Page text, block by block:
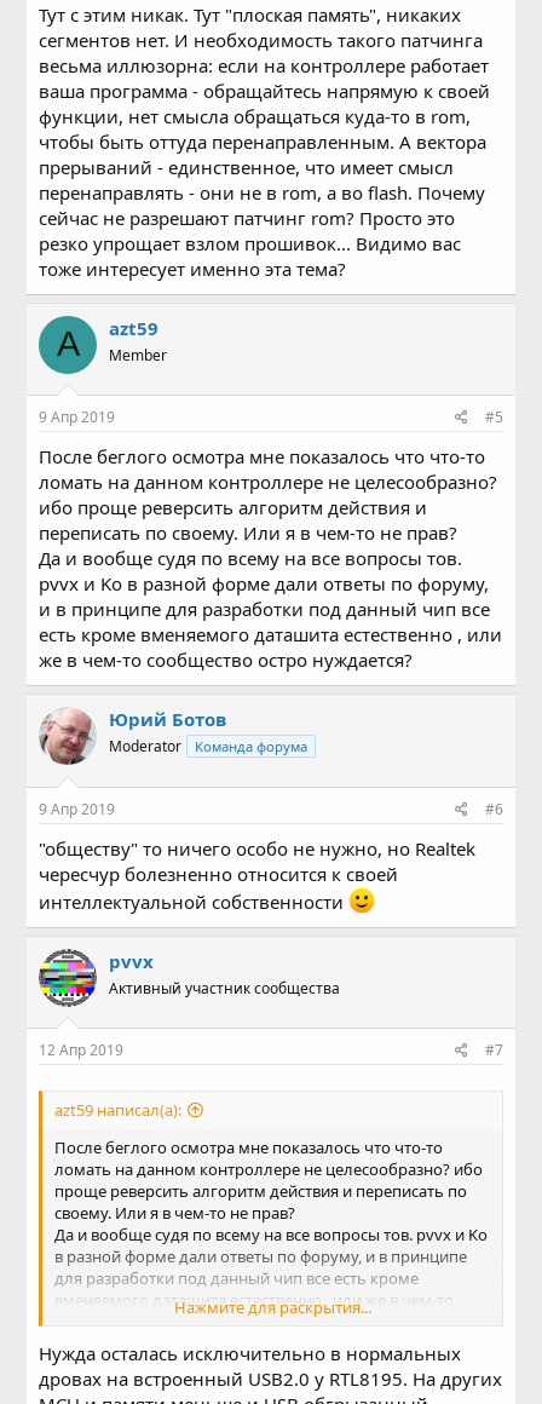
Тут с этим никак. Тут "плоская память", никаких
сегментов нет. И необходимость такого патчинга
весьма иллюзорна: если на контроллере работает
ваша программа - обращайтесь напрямую к своей
функции, нет смысла обращаться куда-то в rom,
чтобы быть оттуда перенаправленным. А вектора
прерываний - единственное, что имеет смысл
перенаправлять - они не в rom, а во flash. Почему
сейчас не разрешают патчинг rom? Просто это
резко упрощает взлом прошивок... Видимо вас
тоже интересует именно эта тема?
A azt59
Member
9 Апр 2019 #5
После беглого осмотра мне показалось что что-то
ломать на данном контроллере не целесообразно?
ибо проще реверсить алгоритм действия и
переписать по своему. Или я в чем-то не прав?
Да и вообще судя по всему на все вопросы тов.
pvvx и Ko в разной форме дали ответы по форуму,
и в принципе для разработки под данный чип все
есть кроме вменяемого даташита естественно , или
же в чем-то сообщество остро нуждается?
Юрий Ботов
Moderator Команда форума
9 Апр 2019 #6
"обществу" то ничего особо не нужно, но Realtek
чересчур болезненно относится к своей
интеллектуальной собственности
pvvx
Активный участник сообщества
12 Апр 2019 #7
azt59 написал(а):
После беглого осмотра мне показалось что что-то
ломать на данном контроллере не целесообразно? ибо
проще реверсить алгоритм действия и переписать по
своему. Или я в чем-то не прав?
Да и вообще судя по всему на все вопросы тов. pvvx и Ko
в разной форме дали ответы по форуму, и в принципе
для разработки под данный чип все есть кроме
вменяемого даташита естественно , или же в чем-то
сообщество остро нуждается?
Нажмите для раскрытия...
Нужда осталась исключительно в нормальных
дровах на встроенный USB2.0 у RTL8195. На других